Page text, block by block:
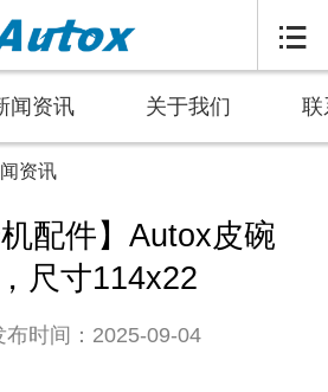

闻资讯 关于我们 联
资讯
机配件】Autox皮碗
尺寸114x22
布时间：2025-09-04